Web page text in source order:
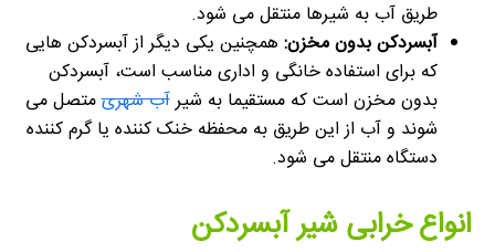
طریق آب به شیرها منتقل می شود.
آبسردکن بدون مخزن: همچنین یکی دیگر از آبسردکن هایی
که برای استفاده خانگی و اداری مناسب است، آبسردکن
بدون مخزن است که مستقیما به شیرآب شهریمتصل می
شوند و آب از این طریق به محفظه خنک کننده یا گرم کننده
دستگاه منتقل می شود.
انواع خرابی شیر آبسردکن